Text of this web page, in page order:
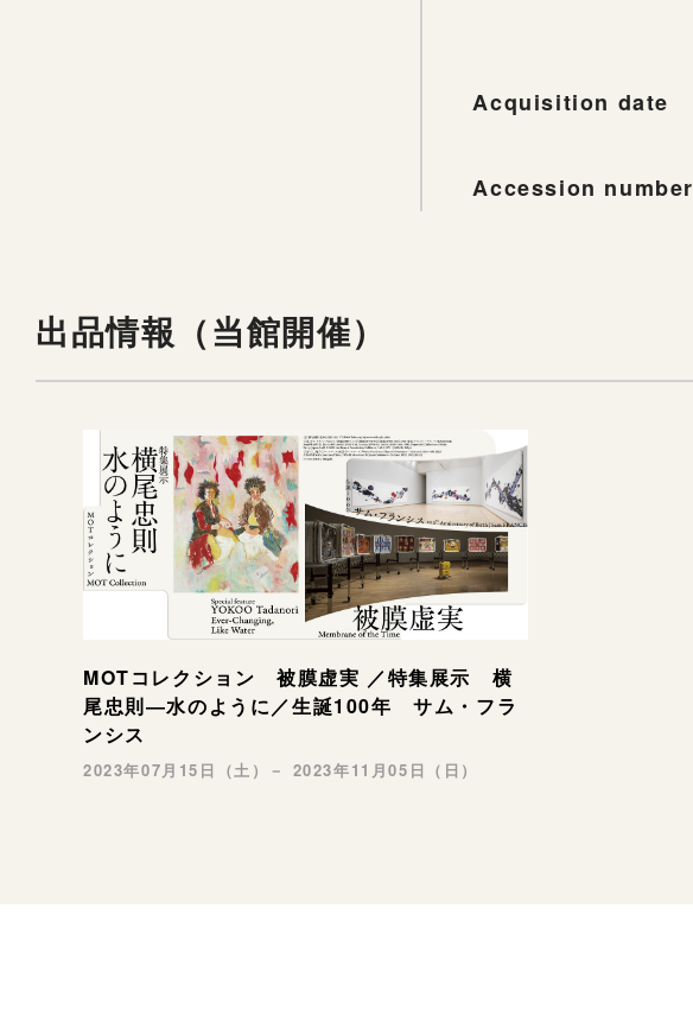
Acquisition date
Accession number
出品情報（当館開催）
MOTコレクション 被膜虚実 ／特集展示 横
尾忠則―水のように／生誕100年 サム・フラ
ンシス
2023年07月15日（土）－ 2023年11月05日（日）